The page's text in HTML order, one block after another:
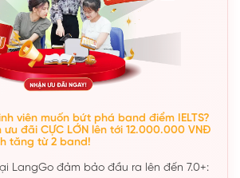
viên muốn bứt phá band điểm IELTS?
đãi CỰC LỚN lên tới 12.000.000 VNĐ
tăng từ 2 band!
LangGo đảm bảo đầu ra lên đến 7.0+: